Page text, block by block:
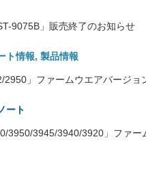
9075B」販売終了のお知らせ
ト情報, 製品情報
」ファームウエアバージョ
ート
3950/3945/3940/3920」ファ